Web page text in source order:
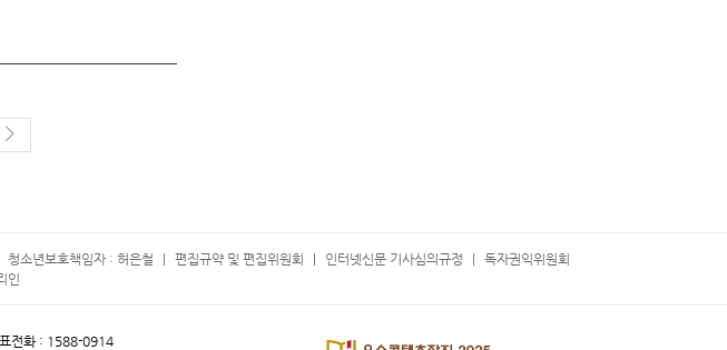
청소년보호책임자 : 허은철 편집규약 및 편집위원회 인터넷신문 기사심의규정
독자권익위원회
인
전화 : 1588-0914